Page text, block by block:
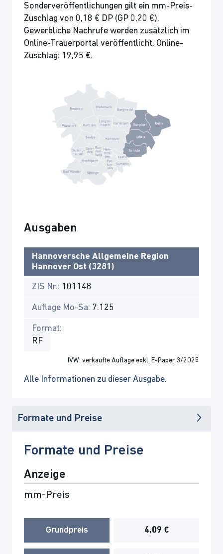
Sonderveröffentlichungen gilt ein mm-Preis-
Zuschlag von 0,18 € DP (GP 0,20 €).
Gewerbliche Nachrufe werden zusätzlich im
Online-Trauerportal veröffentlicht. Online-
Zuschlag: 19,95 €.
Ausgaben
Hannoversche Allgemeine Region
Hannover Ost (3281)
ZIS Nr.: 101148
Auflage Mo-Sa: 7.125
Format:
RF
IVW: verkaufte Auflage exkl. E-Paper 3/2025
Alle Informationen zu dieser Ausgabe.
Formate und Preise
Formate und Preise
Anzeige
mm-Preis
Grundpreis 4,09 €